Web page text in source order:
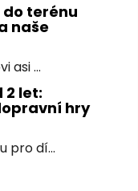
terénu
naše
asi ...
2 let:
hry
pro dí...